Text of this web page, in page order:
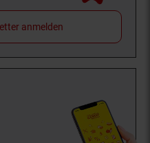
anmelden